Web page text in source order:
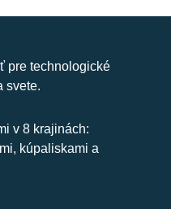
pre technologické
svete.
v 8 krajinách:
kúpaliskami a